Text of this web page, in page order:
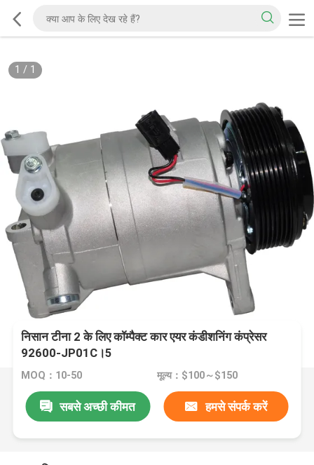
1 / 1
निसान टीना 2 के लिए कॉम्पैक्ट कार एयर कंडीशनिंग कंप्रेसर
92600-JP01C।5
MOQ：10-50 मूल्य：$100～$150
सबसे अच्छी कीमत हमसे संपर्क करें